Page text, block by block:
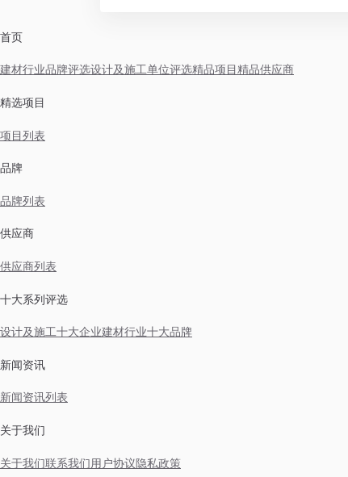
首页
建材行业品牌评选设计及施工单位评选精品项目精品供应商
精选项目
项目列表
品牌
品牌列表
供应商
供应商列表
十大系列评选
设计及施工十大企业建材行业十大品牌
新闻资讯
新闻资讯列表
关于我们
关于我们联系我们用户协议隐私政策